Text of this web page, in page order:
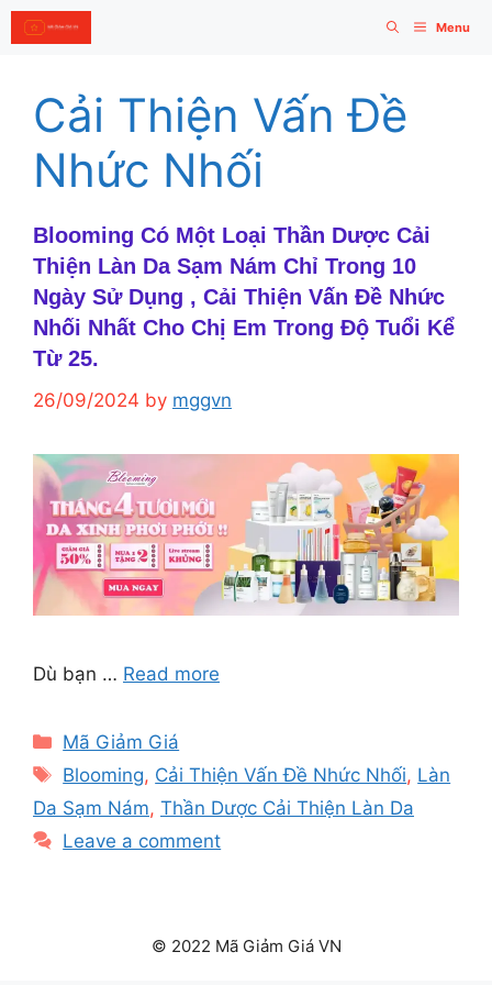
Skip
to
Menu
Cải Thiện Vấn Đề
Nhức Nhối
Blooming Có Một Loại Thần Dược Cải
Thiện Làn Da Sạm Nám Chỉ Trong 10
Ngày Sử Dụng , Cải Thiện Vấn Đề Nhức
Nhối Nhất Cho Chị Em Trong Độ Tuổi Kể
Từ 25.
26/09/2024 by mggvn
Dù bạn … Read more
Categories
Mã Giảm Giá
Tags
Blooming, Cải Thiện Vấn Đề Nhức Nhối, Làn
Da Sạm Nám, Thần Dược Cải Thiện Làn Da
Leave a comment
© 2022 Mã Giảm Giá VN